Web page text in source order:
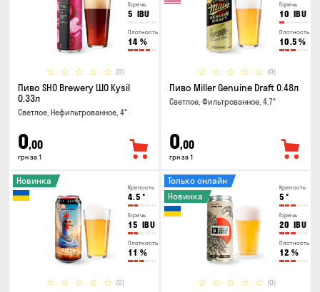
Горечь
5 IBU
Плотность
14 %
(0)
Пиво SHO Brewery ШО Kysil
0.33л
Светлое, Нефильтрованное, 4°
0,00
грн за 1
Горечь
10 IBU
Плотность
10.5 %
(0)
Пиво Miller Genuine Draft 0.48л
Светлое, Фильтрованное, 4.7°
0,00
грн за 1
Крепость
4.5 °
Горечь
15 IBU
Плотность
11 %
(0)
Новинка
Крепость
5 °
Горечь
20 IBU
Плотность
12 %
(0)
Только онлайн
Новинка